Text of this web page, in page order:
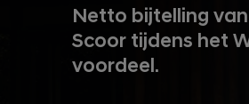
Netto bijtelling
Scoor tijdens het
voordeel.